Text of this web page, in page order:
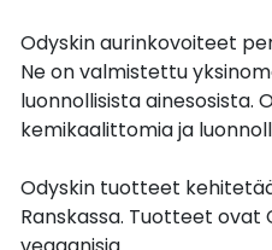
Odyskin aurinkovoiteet
Ne on valmistettu
luonnollisista
kemikaalittomia ja
Odyskin tuotteet
Ranskassa. Tuotteet ovat